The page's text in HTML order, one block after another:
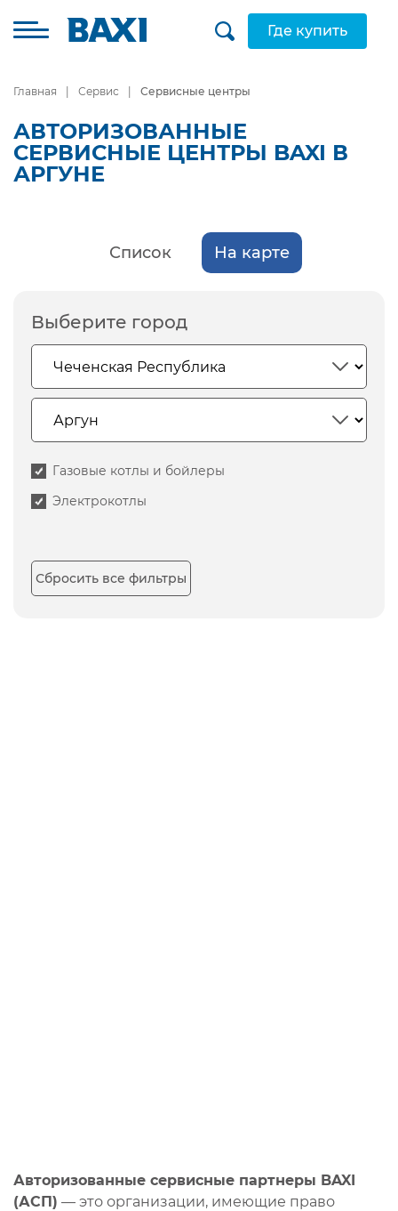
Где купить
Главная Сервис Сервисные центры
АВТОРИЗОВАННЫЕ
СЕРВИСНЫЕ ЦЕНТРЫ BAXI В
АРГУНЕ
Список На карте
Выберите город
Газовые котлы и бойлеры
Электрокотлы
Сбросить все фильтры
Авторизованные сервисные партнеры BAXI
(АСП) — это организации, имеющие право